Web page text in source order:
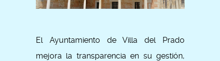
El Ayuntamiento de Villa del Prado
mejora la transparencia en su gestión,